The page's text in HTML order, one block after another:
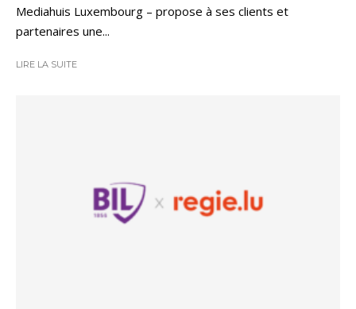
Mediahuis Luxembourg – propose à ses clients et
partenaires une...
LIRE LA SUITE